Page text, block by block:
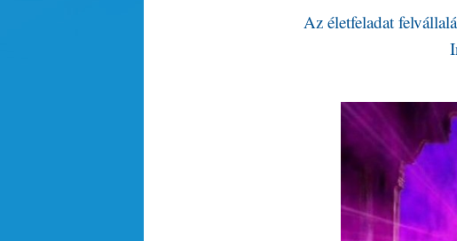
Az életfeladat